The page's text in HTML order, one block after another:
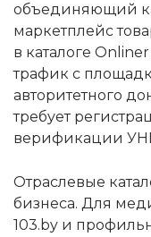
объединяющий
маркетплейс
в каталоге
трафик с
авторитетного
требует
верификации
Отраслевые
бизнеса. Для
103.by и